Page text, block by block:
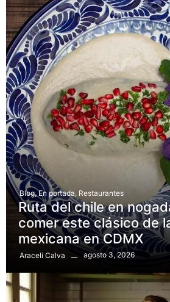
Blog, En portada Restaurantes
Ruta del chile en
comer este clásico de
mexicana en CDMX
Araceli Calva agosto 3, 2026